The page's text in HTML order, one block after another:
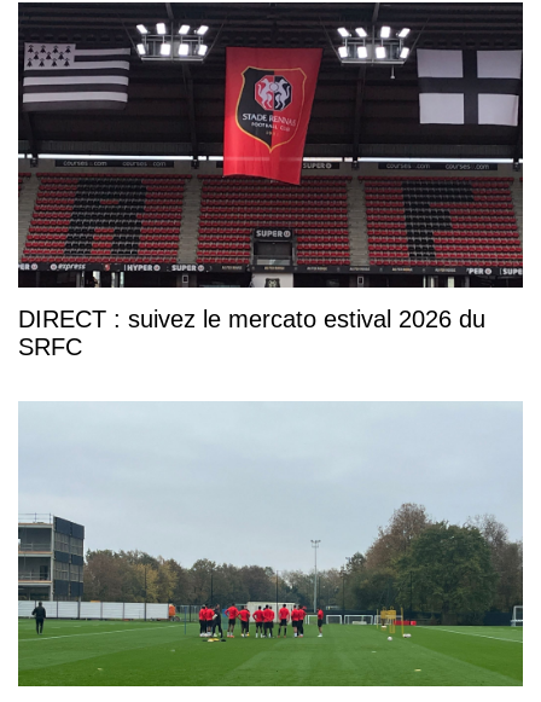
DIRECT : suivez le mercato estival 2026 du
SRFC